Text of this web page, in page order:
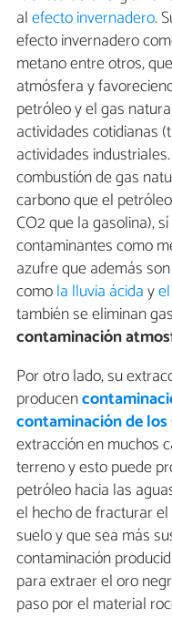
alefecto invernadero.
efecto invernadero
metano entre otros,
atmósfera y
petróleo y el gas
actividades cotidianas
actividades
combustión de gas
carbono que el
CO2 que la gasolina),
contaminantes como
azufre que además
comola lluvia áciday
también se eliminan
contaminación
Por otro lado, su
producen
contaminación de los
extracción en muchos
terreno y esto puede
petróleo hacia las
el hecho de fracturar
suelo y que sea más
contaminación
para extraer el oro
paso por el material